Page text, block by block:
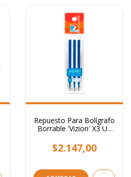
Repuesto Para Bolígrafo
Borrable 'Vizion' X3 Un
$2.147,00